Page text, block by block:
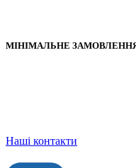
МІНІМАЛЬНЕ ЗАМОВЛЕННЯ
Наші контакти